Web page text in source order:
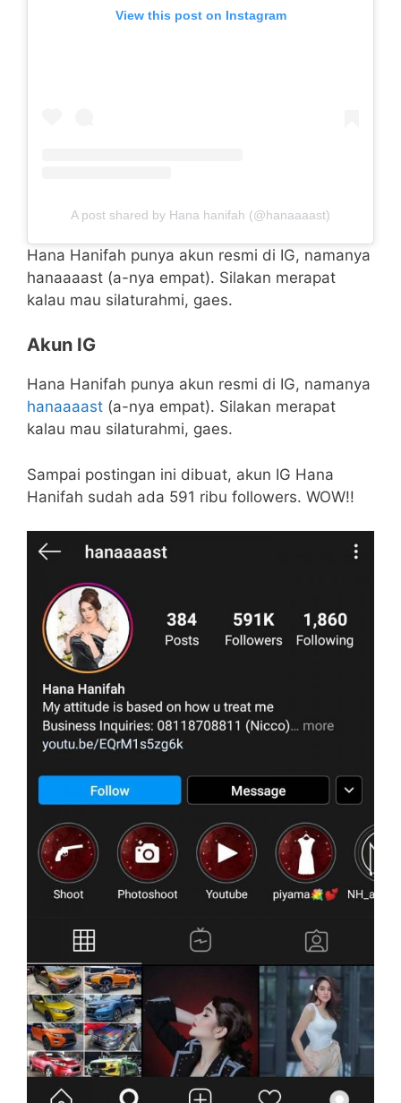
View this post on Instagram
A post shared by Hana hanifah (@hanaaaast)
Hana Hanifah punya akun resmi di IG, namanya
hanaaaast (a-nya empat). Silakan merapat
kalau mau silaturahmi, gaes.
Akun IG
Hana Hanifah punya akun resmi di IG, namanya
hanaaaast (a-nya empat). Silakan merapat
kalau mau silaturahmi, gaes.
Sampai postingan ini dibuat, akun IG Hana
Hanifah sudah ada 591 ribu followers. WOW!!